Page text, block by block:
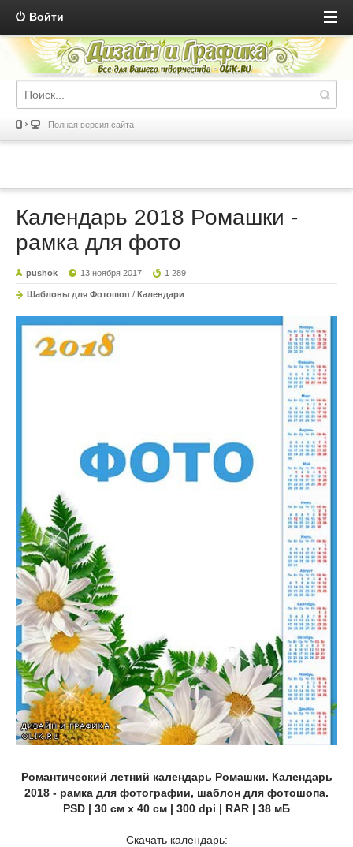
Войти
Полная версия сайта
Календарь 2018 Ромашки -
рамка для фото
pushok 13 ноября 2017 1 289
Шаблоны для Фотошоп / Календари
Романтический летний календарь Ромашки. Календарь
2018 - рамка для фотографии, шаблон для фотошопа.
PSD | 30 см x 40 см | 300 dpi | RAR | 38 мБ
Скачать календарь: